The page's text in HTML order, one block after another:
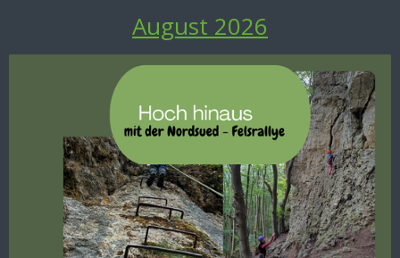
August 2026